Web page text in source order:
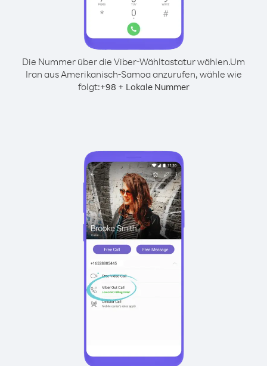
Die Nummer über die Viber-Wähltastatur wählen.Um
Iran aus Amerikanisch-Samoa anzurufen, wähle wie
folgt:+98 + Lokale Nummer